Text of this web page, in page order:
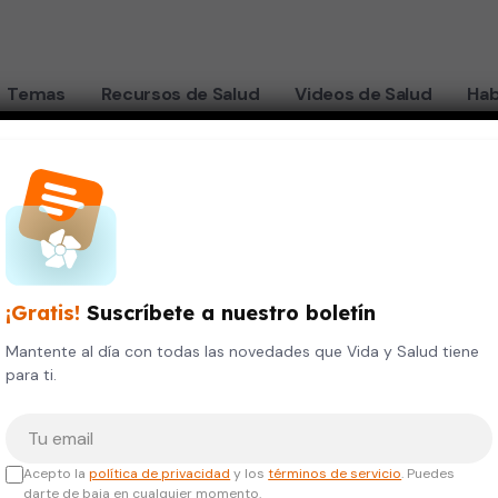
Temas Recursos de Salud Videos de Salud
Milton Patricio Lugo Cruz
ACADÉMICOS
¡Gratis! Suscríbete a nuestro boletín
Mantente al día con todas las novedades que Vida y Salud tiene
para ti.
Acepto lapolítica de privacidad y lostérminos de servicio. Puedes
darte de baja en cualquier momento.